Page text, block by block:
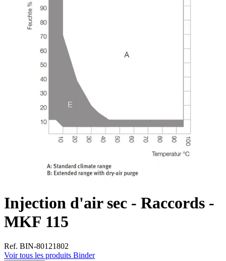
Injection d'air sec - Raccords -
MKF 115
Ref. BIN-80121802
Voir tous les produits Binder